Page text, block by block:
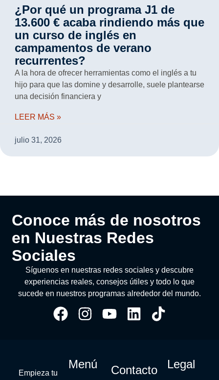
¿Por qué un programa J1 de
13.600 € acaba rindiendo más que
un curso de inglés en
campamentos de verano
recurrentes?
A la hora de ofrecer herramientas como el inglés a tu
hijo para que las domine y desarrolle, suele plantearse
una decisión financiera y
LEER MÁS »
julio 31, 2026
Conoce más de nosotros
en Nuestras Redes
Sociales
Síguenos en nuestras redes sociales y descubre
experiencias reales, consejos útiles y todo lo que
sucede en nuestros programas alrededor del mundo.
Empieza tu
Menú Contacto Legal